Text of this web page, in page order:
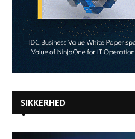
SIKKERHED